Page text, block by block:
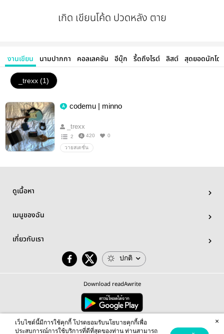
เกิด เขียนโค้ด ปวดหลัง ตาย
งานเขียน นามปากกา คอลเลคชัน อีบุ๊ก รี้ดถึงไรต์ ลิสต์ สุดยอดนักโด
_trexx (1)
codemu | minno
_trexx
2 420 0
วายสเตชั่น
ดูเนื้อหา
เมนูของฉัน
เกี่ยวกับเรา
ปกติ
Download readAwrite
© 2026 readAwrite.com by MEB Corporation Public Company Limited
This site is protected by reCAPTCHA and the Google Privacy Policy Terms of Serviceapply.
เว็บไซต์นี้มีการใช้คุกกี้ โปรดยอมรับนโยบายคุกกี้เพื่อ
ประสบการณ์การใช้บริการที่ดีที่สุดของท่าน ท่านสามารถ
×